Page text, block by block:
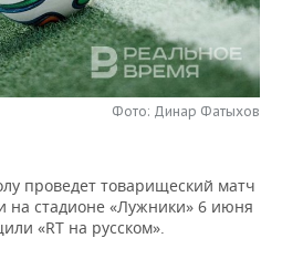
Фото: Динар Фатыхов
проведет товарищеский матч
на стадионе «Лужники» 6 июня
«RT на русском».